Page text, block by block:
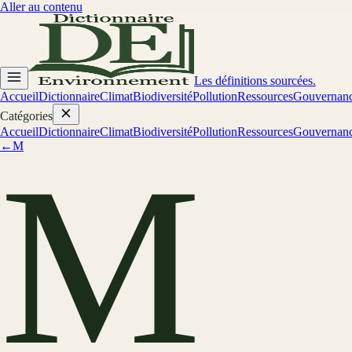
Aller au contenu
Les définitions sourcées.
AccueilDictionnaireClimatBiodiversitéPollutionRessources
Catégories
AccueilDictionnaireClimatBiodiversitéPollutionRessources
←M
M